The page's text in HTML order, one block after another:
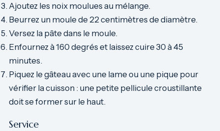
Ajoutez les noix moulues au mélange.
Beurrez un moule de 22 centimètres de diamètre.
Versez la pâte dans le moule.
Enfournez à 160 degrés et laissez cuire 30 à 45
minutes.
Piquez le gâteau avec une lame ou une pique pour
vérifier la cuisson : une petite pellicule croustillante
doit se former sur le haut.
Service